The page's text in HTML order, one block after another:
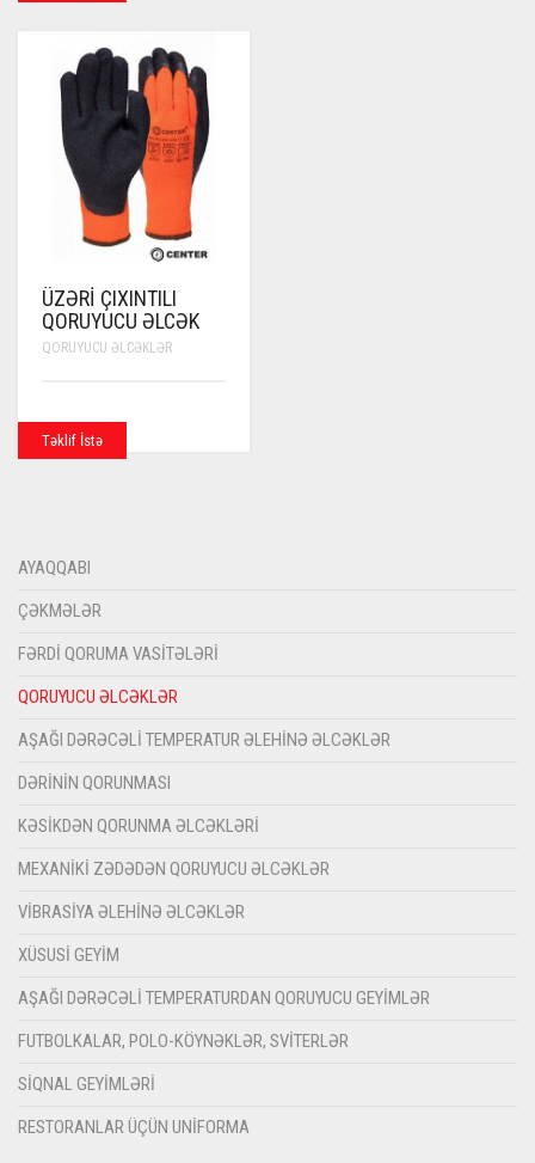
ÜZƏRI ÇIXINTILI
QORUYUCU ƏLCƏK
QORUYUCU ƏLCƏKLƏR
Təklif İstə
AYAQQABI
ÇƏKMƏLƏR
FƏRDI QORUMA VASITƏLƏRI
QORUYUCU ƏLCƏKLƏR
AŞAĞI DƏRƏCƏLI TEMPERATUR ƏLEHINƏ ƏLCƏKLƏR
DƏRININ QORUNMASI
KƏSIKDƏN QORUNMA ƏLCƏKLƏRI
MEXANIKI ZƏDƏDƏN QORUYUCU ƏLCƏKLƏR
VIBRASIYA ƏLEHINƏ ƏLCƏKLƏR
XÜSUSI GEYIM
AŞAĞI DƏRƏCƏLI TEMPERATURDAN QORUYUCU GEYIMLƏR
FUTBOLKALAR, POLO-KÖYNƏKLƏR, SVITERLƏR
SIQNAL GEYIMLƏRI
RESTORANLAR ÜÇÜN UNIFORMA